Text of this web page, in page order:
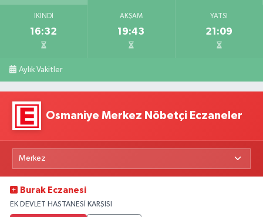
İKINDI
16:32
AKŞAM
19:43
YATSI
21:09
Aylık Vakitler
Osmaniye Merkez Nöbetçi Eczaneler
Burak Eczanesi
EK DEVLET HASTANESİ KARŞISI